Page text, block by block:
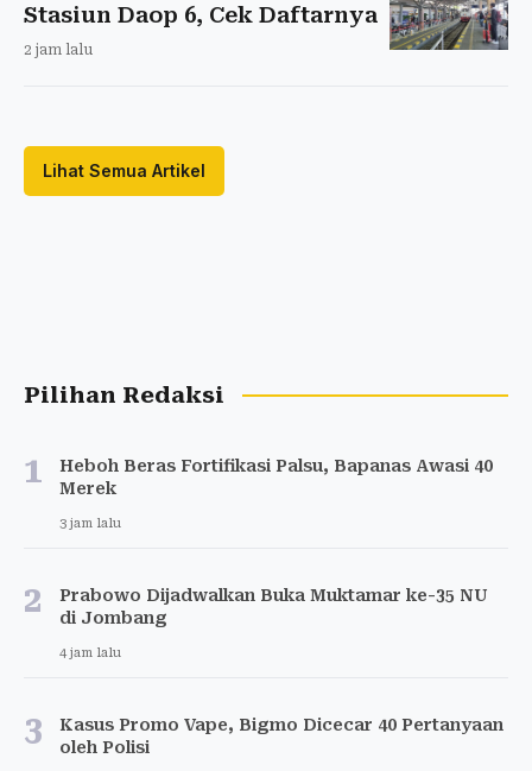
Stasiun Daop 6, Cek Daftarnya
2 jam lalu
Lihat Semua Artikel
Pilihan Redaksi
1
Heboh Beras Fortifikasi Palsu, Bapanas Awasi 40
Merek
3 jam lalu
2
Prabowo Dijadwalkan Buka Muktamar ke-35 NU
di Jombang
4 jam lalu
3
Kasus Promo Vape, Bigmo Dicecar 40 Pertanyaan
oleh Polisi